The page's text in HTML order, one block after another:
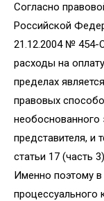
Согласно
Российской
21.12.2004 № 454-
расходы на
пределах
правовых
необоснованного
представителя, и
статьи 17 (часть
Именно поэтому в
процессуального